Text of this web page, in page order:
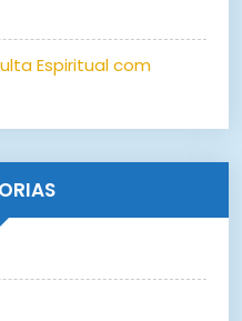
Espiritual com